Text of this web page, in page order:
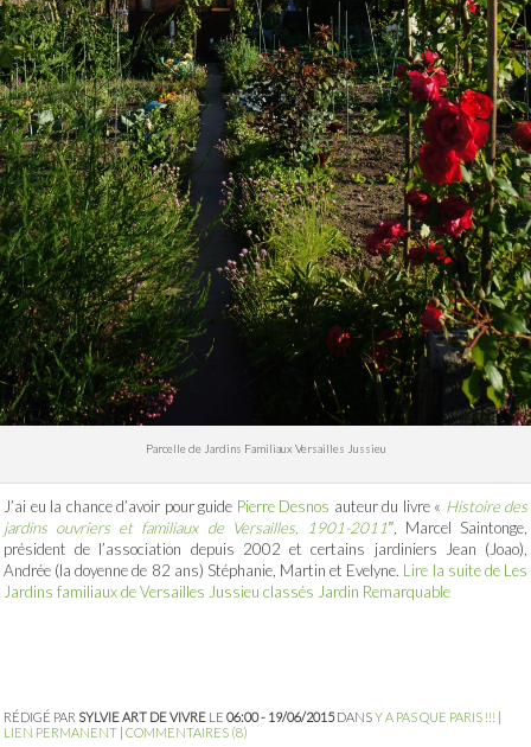
Parcelle de Jardins Familiaux Versailles Jussieu
J’ai eu la chance d’avoir pour guide Pierre Desnos auteur du livre « Histoire des
jardins ouvriers et familiaux de Versailles, 1901-2011″,
Marcel Saintonge,
président de l’association depuis 2002 et certains jardiniers Jean (Joao),
Andrée (la doyenne de 82 ans) Stéphanie, Martin et Evelyne. Lire la suite de Les
Jardins familiaux de Versailles Jussieu classés Jardin Remarquable
RÉDIGÉ PAR SYLVIE ART DE VIVRE LE 06:00 - 19/06/2015DANSY A PAS QUE PARIS !!! |
LIEN PERMANENT | COMMENTAIRES (8)